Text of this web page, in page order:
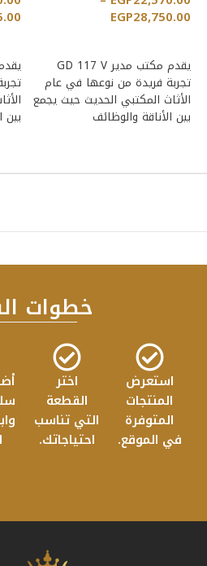
EGP28,750.00
يقدم مكتب مدير GD 117 V
تجربة فريدة من نوعها في عام
الأثاث المكتبي الحديث حيث يجمع
بين الأناقة والوظائف
بين
خطوات
استعرض
المنتجات
المتوفرة
في الموقع.
اختر
القطعة
التي تناسب
احتياجاتك.